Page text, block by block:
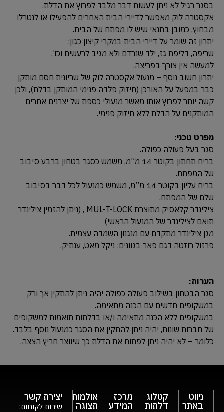
בסגר רגיל לא ניתן לעשות דבר מלבד לפרוץ את הדלת.
אקסטרה לוק מאפשר לדיירי הבית האחרים להפעילו או לנטרלו
מבחוץ, כמובן בתנאי שיש לו מפתח של הבית.
יתרון זה שומר על דיירי הבית במקרי קיצון כגון:
שריפה, דליפת גז, ילד שנרדם ולא מגיב לרעשים וכו’.
למעשה אין צורך בפריצה.
יתרון חשוב נוסף – מנעול אקסטרה לוק של שריונית חסם מותקן
כבר במפעל על האורכן (חיזוק פלדה פנימי המותקן בדלת), ולכן
קשה יותר לפרוץ אותו מאשר מנעולי כספת של יצרנים אחרים
המותקנים על הדלת ללא חיזוק פנימי.
מפרט טכני:
סגר בעל פעולה כפולה.
בריח תחתון בקוטר 14 מ”מ, משמש כסגר בטחון ברבע סיבוב
של המפתח.
בריח עליון בקוטר 14 מ”מ, משמש כמנעול לכל דבר בסיבוב
שלם של המפתח.
צילינדר קלאסיק מתוצרת MUL-T-LOCK , (ניתן להזמין צילינדר
תואם לצילינדר של המנעול הראשי)
מגן צילינדר מתקדם עם מנגנון השמדה עצמית.
פרזול רוזטה דגם פאר בגוונים: ניקל מאט, ענתיק.
הערות:
סגר הבטחון בשילוב פעולה כפולה יהיה ניתן להתקין אך ורק
במשקופים חדשים עם הכנה מתאימה.
במשקופים ללא הכנה מתאימה ו/או בדלתות תואמות למשקופים
של חברות שונות, יהיה ניתן להתקין את הסגר כמנעול נוסף בלבד.
כלומר – לא יהיה ניתן לפתוח את הדלת כך שיווצר חריץ הצצה.
ניווט
באתר
קטלוג
דלתות
מרכז
המידע
אולמות
תצוגה
יצירת קשר
שירות לקוחות: